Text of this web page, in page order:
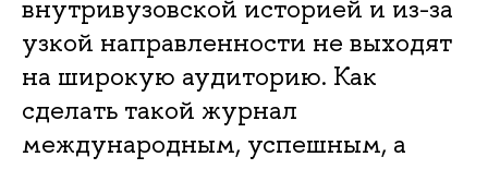
внутривузовской историей и из-за
узкой направленности не выходят
на широкую аудиторию. Как
сделать такой журнал
международным, успешным, а